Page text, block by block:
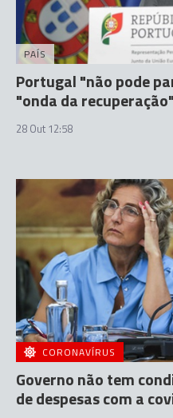
PAÍS
Portugal "não pode
"onda da
28 Out 12:58
CORONAVÍRUS
Governo não tem
de despesas com a